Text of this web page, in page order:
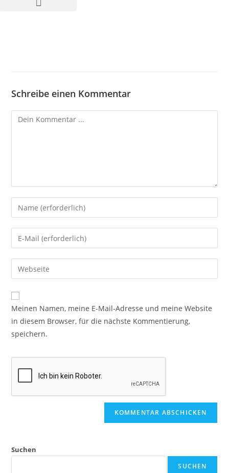
Schreibe einen Kommentar
Meinen Namen, meine E-Mail-Adresse und meine Website
in diesem Browser, für die nächste Kommentierung,
speichern.
Suchen
SUCHEN